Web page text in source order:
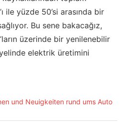
ile yüzde 50’si arasında bir
Bu sene bakacağız,
üzerinde bir yenilenebilir
elektrik üretimini